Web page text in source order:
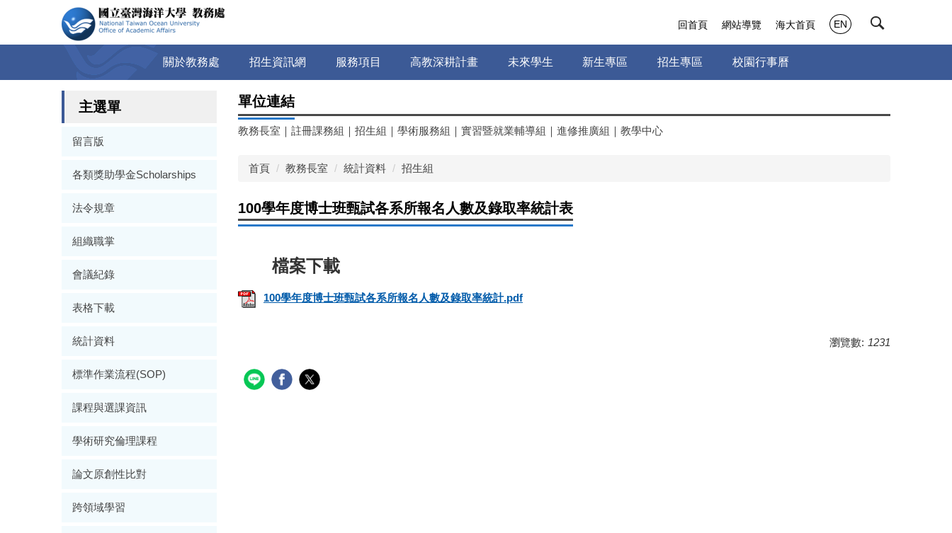
關於教務處 招生資訊網 服務項目 高教深耕計畫 未來學生 新生專區 招生專區 校園行事曆
回首頁 網站導覽 海大首頁 EN
主選單
留言版
各類獎助學金Scholarships
法令規章
組織職掌
會議紀錄
表格下載
統計資料
標準作業流程(SOP)
課程與選課資訊
學術研究倫理課程
論文原創性比對
跨領域學習
單位連結
教務長室 ｜ 註冊課務組 ｜ 招生組 ｜ 學術服務組 ｜ 實習暨就業輔導組 ｜ 進修推廣組 ｜ 教學中心
首頁 教務長室 統計資料 招生組
100學年度博士班甄試各系所報名人數及錄取率統計表
100學年度博士班甄試各系所報名人數及錄取率統計.pdf
瀏覽數: 1231